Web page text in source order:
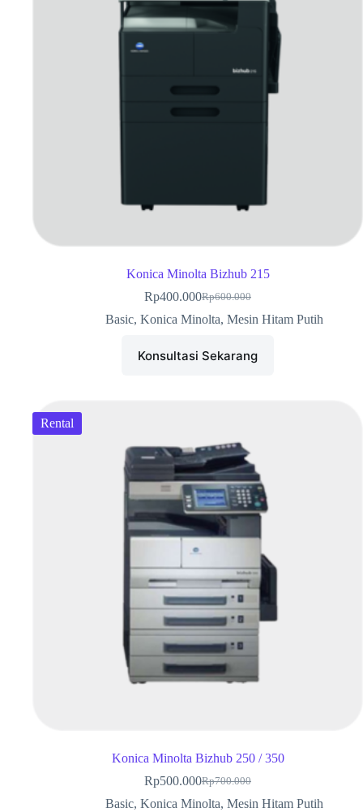
Konica Minolta Bizhub 215
Rp600.000
Rp400.000
Basic, Konica Minolta, Mesin Hitam Putih
Konsultasi Sekarang
Rental
Konica Minolta Bizhub 250 / 350
Rp700.000
Rp500.000
Basic, Konica Minolta, Mesin Hitam Putih